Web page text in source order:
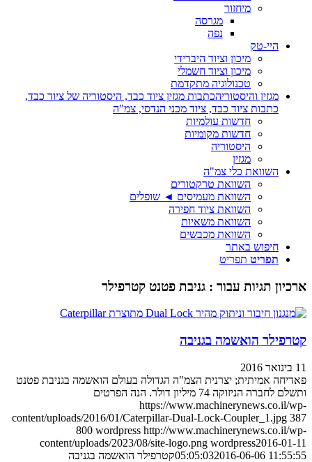
מיחזור
מגרסה
נפה
היי-טק
מיכון וציוד היברידי
מיכון וציוד חשמלי
טכנולוגיה מתקדמת
מגזין והיסטוריהכתבות מגזין ציוד כבד, היסטוריה של ציוד כבד,
כתבות ציוד כבד, ציוד מכני הנדסי, צמ"ה
חדשות עולמיות
חדשות מקומיות
היסטוריה
מגזין
השוואת כלי צמ"ה
השוואת טרקטורים
השוואת מעמיסים ◄ שופלים
השוואת ציוד חפירה
השוואת משאיות
השוואת מכבשים
חיפוש באתר
תפריט תפריט
ארכיון תגיות עבור : גניבת פטנט קטרפילר
קטרפילר הואשמה בגניבה
11 בינואר 2016
פאדיחה אמיתית; יצרנית הצמ"ה הגדולה בעולם הואשמה בגניבת פטנט
ותשלם לחברה הניזוקה 74 מיליון דולר. הנה הפרטים
https://www.machinerynews.co.il/wp-
content/uploads/2016/01/Caterpillar-Dual-Lock-Coupler_1.jpg 387
800 wordpress http://www.machinerynews.co.il/wp-
content/uploads/2023/08/site-logo.png wordpress2016-01-11
05:05:032016-06-06 11:55:55
קטרפילר הואשמה בגניבה